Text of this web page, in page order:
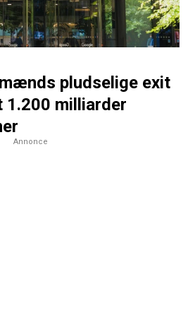
pludselige exit
1.200 milliarder
Annonce